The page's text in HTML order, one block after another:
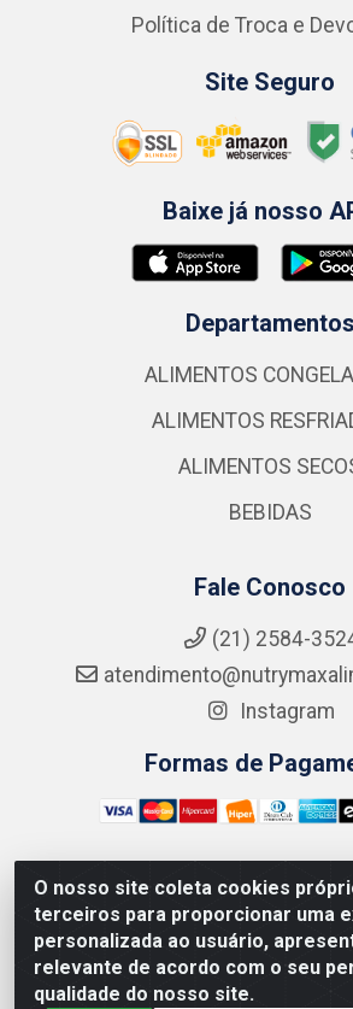
O nosso site coleta cookies
terceiros para proporcionar uma
personalizada ao usuário,
relevante de acordo com o seu
qualidade do nosso site.
Política de Troca e
Site Seguro
Baixe já nosso
Departamentos
ALIMENTOS
ALIMENTOS
ALIMENTOS
BEBIDAS
Fale Conosco
(21) 2584-
Instagram
Formas de
NUTRY MAX COMÉRCIO DE
LTDA - RUA DO FEIJÃO, 721 PENHA
CNPJ: 15.796.122/